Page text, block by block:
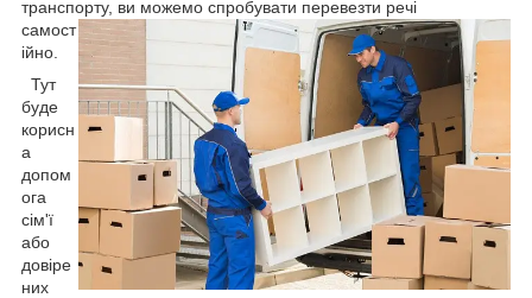
транспорту, ви можемо спробувати перевезти речі
самост
ійно.
Тут
буде
корисн
а
допом
ога
сім'ї
або
довіре
них